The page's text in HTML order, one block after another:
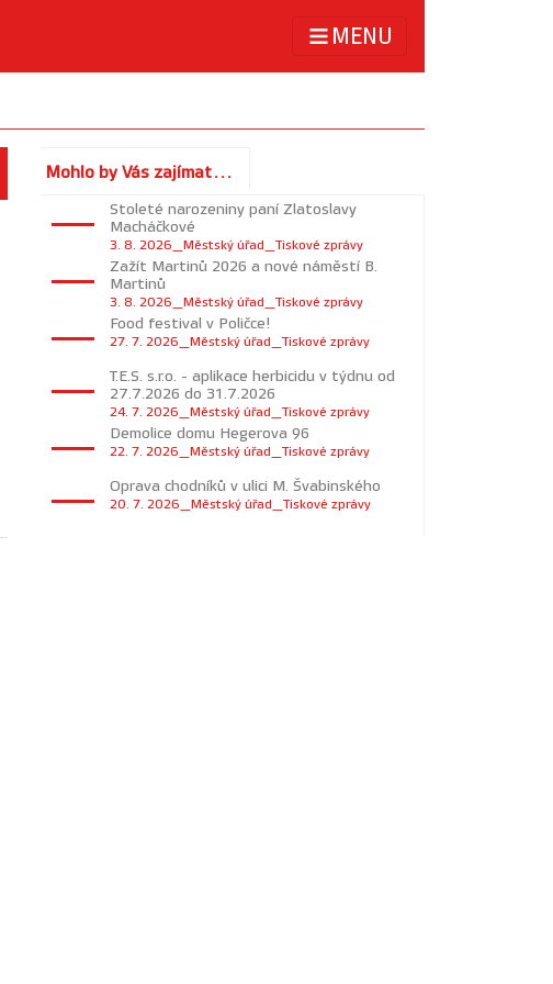
MENU
Mohlo by Vás zajímat...
Stoleté narozeniny paní Zlatoslavy
Macháčkové
3. 8. 2026_Městský úřad_Tiskové zprávy
Zažít Martinů 2026 a nové náměstí B.
Martinů
3. 8. 2026_Městský úřad_Tiskové zprávy
Food festival v Poličce!
27. 7. 2026_Městský úřad_Tiskové zprávy
T.E.S. s.r.o. - aplikace herbicidu v týdnu od
27.7.2026 do 31.7.2026
24. 7. 2026_Městský úřad_Tiskové zprávy
Demolice domu Hegerova 96
22. 7. 2026_Městský úřad_Tiskové zprávy
Oprava chodníků v ulici M. Švabinského
20. 7. 2026_Městský úřad_Tiskové zprávy